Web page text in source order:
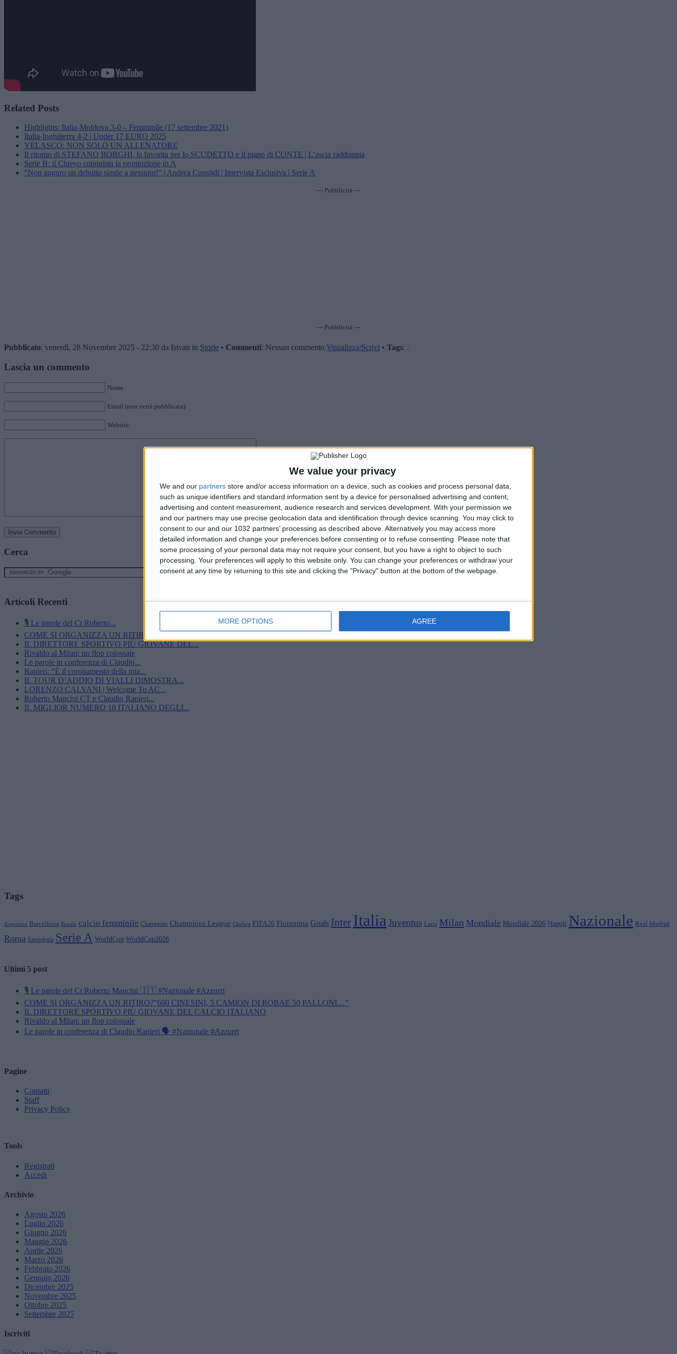
We value your privacy
We and our partners store and/or access information on a device, such as cookies and process personal data,
such as unique identifiers and standard information sent by a device for personalised advertising and content,
advertising and content measurement, audience research and services development. With your permission we
and our partners may use precise geolocation data and identification through device scanning. You may click to
consent to our and our 1032 partners’ processing as described above. Alternatively you may access more
detailed information and change your preferences before consenting or to refuse consenting.
Please note that
some processing of your personal data may not require your consent, but you have a right to object to such
processing. Your preferences will apply to this website only. You can change your preferences or withdraw your
consent at any time by returning to this site and clicking the "Privacy" button at the bottom of the webpage.
MORE OPTIONS AGREE
Related Posts
Highlights: Italia-Moldova 3-0 – Femminile (17 settembre 2021)
Italia-Inghilterra 4-2 | Under 17 EURO 2025
VELASCO: NON SOLO UN ALLENATORE
Il ritorno di STEFANO BORGHI, la favorita per lo SCUDETTO e il piano di CONTE | L’ascia raddoppia
Serie B: il Chievo conquista la promozione in A
“Non auguro un debutto simile a nessuno!” | Andrea Consigli | Intervista Esclusiva | Serie A
--- Pubblicità ---
--- Pubblicità ---
Pubblicato: venerdì, 28 Novembre 2025 - 22:30 da Istvan in Storie • Commenti: Nessun commento Visualizza/Scrivi • Tags: .
Lascia un commento
Nome
Email (non verrà pubblicata)
Website
Cerca
Articoli Recenti
🎙️ Le parole del Ct Roberto...
COME SI ORGANIZZA UN RITIRO?”600 CINESINI,...
IL DIRETTORE SPORTIVO PIÙ GIOVANE DEL...
Rivaldo al Milan: un flop colossale
Le parole in conferenza di Claudio...
Ranieri: “È il coronamento della mia...
IL TOUR D’ADDIO DI VIALLI DIMOSTRA...
LORENZO CALVANI | Welcome To AC...
Roberto Mancini CT e Claudio Ranieri...
IL MIGLIOR NUMERO 10 ITALIANO DEGLI...
Tags
Argentina Barcellona Brasile calcio femminile Champions Champions League Chelsea FIFA26 Fiorentina Goals Inter Italia Juventus Lazio Milan Mondiale Mondiale 2026 Napoli Nazionale Real Madrid
Roma Sampdoria Serie A WorldCup WorldCup2026
Ultimi 5 post
🎙️ Le parole del Ct Roberto Mancini 🇮🇹 #Nazionale #Azzurri
COME SI ORGANIZZA UN RITIRO?”600 CINESINI, 5 CAMION DI ROBAE 50 PALLONI…”
IL DIRETTORE SPORTIVO PIÙ GIOVANE DEL CALCIO ITALIANO
Rivaldo al Milan: un flop colossale
Le parole in conferenza di Claudio Ranieri 🗣️ #Nazionale #Azzurri
Pagine
Contatti
Staff
Privacy Policy
Tools
Registrati
Accedi
Archivio
Agosto 2026
Luglio 2026
Giugno 2026
Maggio 2026
Aprile 2026
Marzo 2026
Febbraio 2026
Gennaio 2026
Dicembre 2025
Novembre 2025
Ottobre 2025
Settembre 2025
Iscriviti